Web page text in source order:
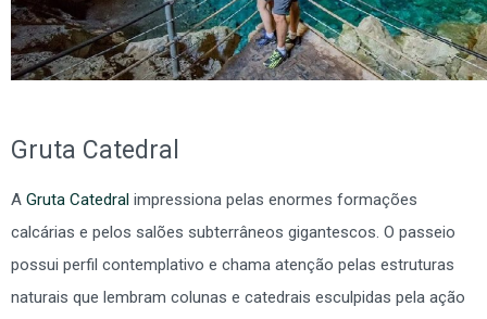
Gruta Catedral
A Gruta Catedral impressiona pelas enormes formações
calcárias e pelos salões subterrâneos gigantescos. O passeio
possui perfil contemplativo e chama atenção pelas estruturas
naturais que lembram colunas e catedrais esculpidas pela ação